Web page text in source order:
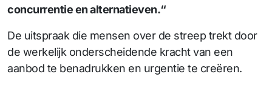
concurrentie en alternatieven.“
De uitspraak die mensen over de streep trekt door
de werkelijk onderscheidende kracht van een
aanbod te benadrukken en urgentie te creëren.